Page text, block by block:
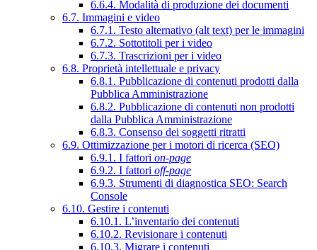
6.6.4. Modalità di produzione dei documenti
6.7. Immagini e video
6.7.1. Testo alternativo (alt text) per le immagini
6.7.2. Sottotitoli per i video
6.7.3. Trascrizioni per i video
6.8. Proprietà intellettuale e privacy
6.8.1. Pubblicazione di contenuti prodotti dalla
Pubblica Amministrazione
6.8.2. Pubblicazione di contenuti non prodotti
dalla Pubblica Amministrazione
6.8.3. Consenso dei soggetti ritratti
6.9. Ottimizzazione per i motori di ricerca (SEO)
6.9.1. I fattori on-page
6.9.2. I fattori off-page
6.9.3. Strumenti di diagnostica SEO: Search
Console
6.10. Gestire i contenuti
6.10.1. L’inventario dei contenuti
6.10.2. Revisionare i contenuti
6.10.3. Migrare i contenuti